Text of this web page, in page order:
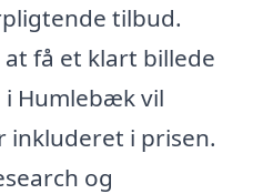
tilbud.
få et klart billede
Humlebæk vil
inkluderet i prisen.
og